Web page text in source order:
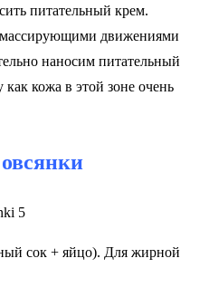
питательный крем.
движениями
наносим питательный
как кожа в этой зоне очень
сок + яйцо). Для жирной